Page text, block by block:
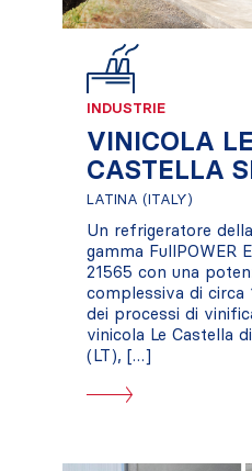
INDUSTRIE
VINICOLA LE
CASTELLA
LATINA (ITALY)
Un refrigeratore della
gamma FullPOWER
21565 con una
complessiva di circa
dei processi di
vinicola Le Castella
(LT), […]